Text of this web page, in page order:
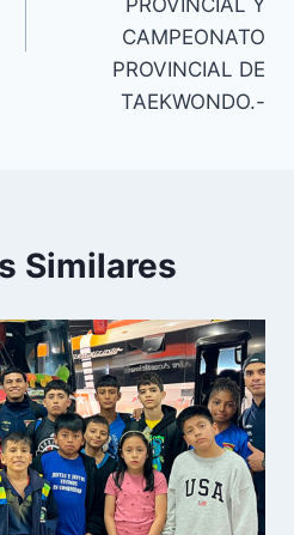
PROVINCIAL Y
CAMPEONATO
PROVINCIAL DE
TAEKWONDO.-
Similares